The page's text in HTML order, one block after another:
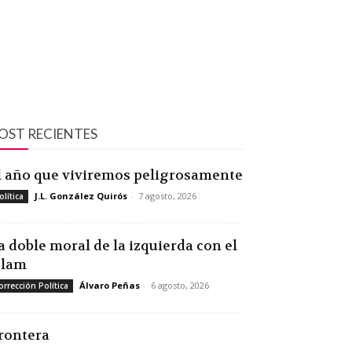
RECIENTES
año que viviremos peligrosamente
J.L. González Quirós - 7 agosto, 2026
doble moral de la izquierda con el
Política Álvaro Peñas - 6 agosto, 2026